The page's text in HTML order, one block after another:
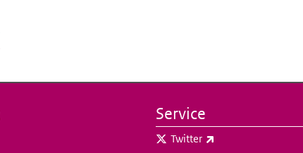
Service
Twitter